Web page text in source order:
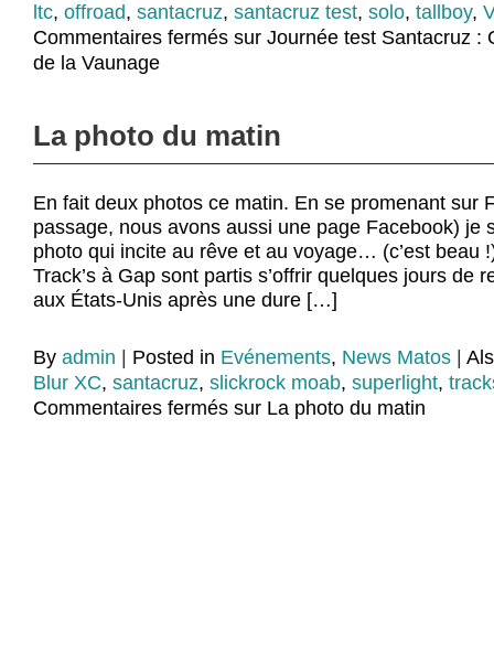
ltc, offroad, santacruz, santacruz test, solo, tallboy,
Commentaires fermés sur Journée test Santacruz :
de la Vaunage
La photo du matin
En fait deux photos ce matin. En se promenant sur
passage, nous avons aussi une page Facebook) je
photo qui incite au rêve et au voyage… (c’est beau
Track’s à Gap sont partis s’offrir quelques jours de
aux États-Unis après une dure […]
By admin Posted in Evénements, News Matos
Blur XC, santacruz, slickrock moab, superlight,
Commentaires fermés sur La photo du matin